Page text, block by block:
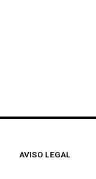
AVISO LEGAL